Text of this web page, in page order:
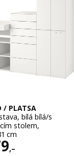
recenzí:
/ PLATSA
bílá bílá/s
stolem,
cm
,–